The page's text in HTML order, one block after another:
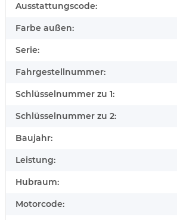
Ausstattungscode:
Farbe außen:
Serie:
Fahrgestellnummer:
Schlüsselnummer zu 1:
Schlüsselnummer zu 2:
Baujahr:
Leistung:
Hubraum:
Motorcode: